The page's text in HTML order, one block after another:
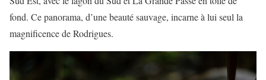
fond. Ce panorama, d’une beauté sauvage, incarne à lui seul la
magnificence de Rodrigues.